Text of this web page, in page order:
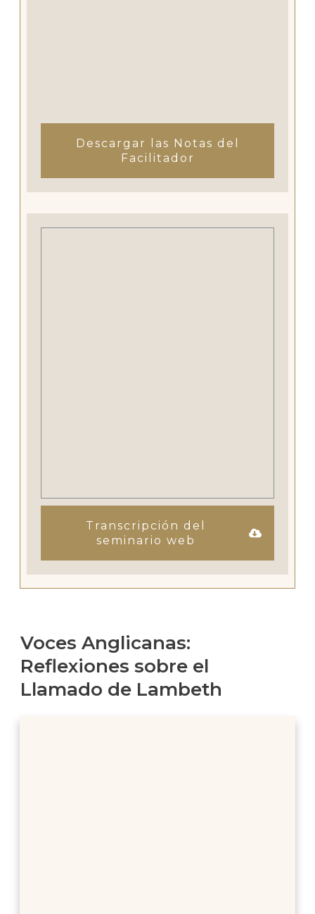
Descargar las Notas del
Facilitador
Transcripción del
seminario web
Voces Anglicanas:
Reflexiones sobre el
Llamado de Lambeth